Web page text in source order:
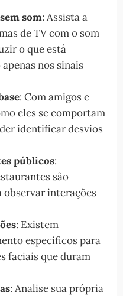
som: Assista a
de TV com o som
o que está
nos sinais
: Com amigos e
eles se comportam
identificar desvios
públicos:
são
observar interações
: Existem
específicos para
faciais que duram
: Analise sua própria